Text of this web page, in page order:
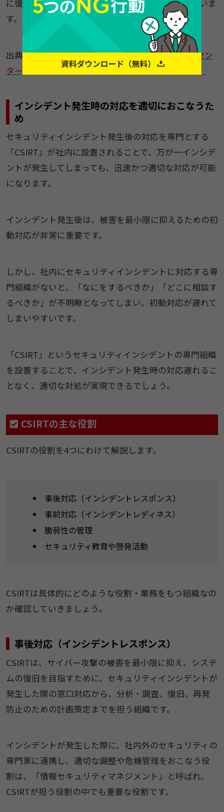
に復旧させる役割を担う「CSIRT」必要性が増していま
す。
出典：一般社団法人 JPCERT コーディネーションセン
ター「JPCERT/CC インシデント報告対応レポート」
インシデント発生時の対応を適切におこなうた
め
セキュリティインシデント発生後の対応を専門とする
「CSIRT」が社内に設置されることで、万が一インシデ
ントが発生してしまっても、迅速かつ適切な対応が可能
になります。
インシデント発生後は、被害を最小限に抑えるための初
動対応が非常に重要です。
しかし、社内にセキュリティインシデントに対応する専
門組織がないと、「なにをするべきか」「どこに相談す
るべきか」が不明瞭となってしまい、初動対応が遅れて
しまいやすいです。
「CSIRT」というセキュリティインシデントの専門組織
を設置することで、インシデント発生時の対応遅れるこ
となく、適切な対処が実現できるでしょう。
CSIRTの主な役割
CSIRTの役割を4つにわけて解説します。
事後対応（インシデントレスポンス）
事前対応（インシデントレディネス）
脆弱性の管理
セキュリティ教育や啓発活動
CSIRTは具体的にどのような役割・業務をもつ組織なの
か確認していきましょう。
事後対応（インシデントレスポンス）
CSIRTは、サイバー攻撃の被害を最小限に抑え、システ
ムの復旧を目指すために、セキュリティインシデントが
発生した際の窓口対応から、分析・調査、復旧、再発
防止のための計画策定までを担う組織です。
インシデントが発生した際に、社内外のセキュリティの
専門家に連携し、適切な調整や危機管理をおこなう役
割は、「情報セキュリティマネジメント」と呼ばれ、
CSIRTが担う役割の中でも重要な役割です。